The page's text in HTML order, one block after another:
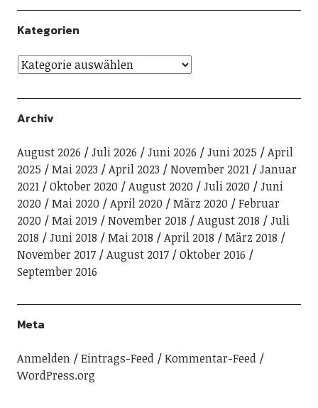
Kategorien
Archiv
August 2026 Juli 2026 Juni 2026 Juni 2025
April
2025
Mai 2023 April 2023 November 2021
Januar
2021
Oktober 2020 August 2020 Juli 2020
Juni
2020
Mai 2020 April 2020 März 2020
Februar
2020
Mai 2019 November 2018 August 2018
Juli
2018
Juni 2018 Mai 2018 April 2018
März 2018
November 2017
August 2017
Oktober 2016
September 2016
Meta
Anmelden Eintrags-Feed
Kommentar-Feed
WordPress.org